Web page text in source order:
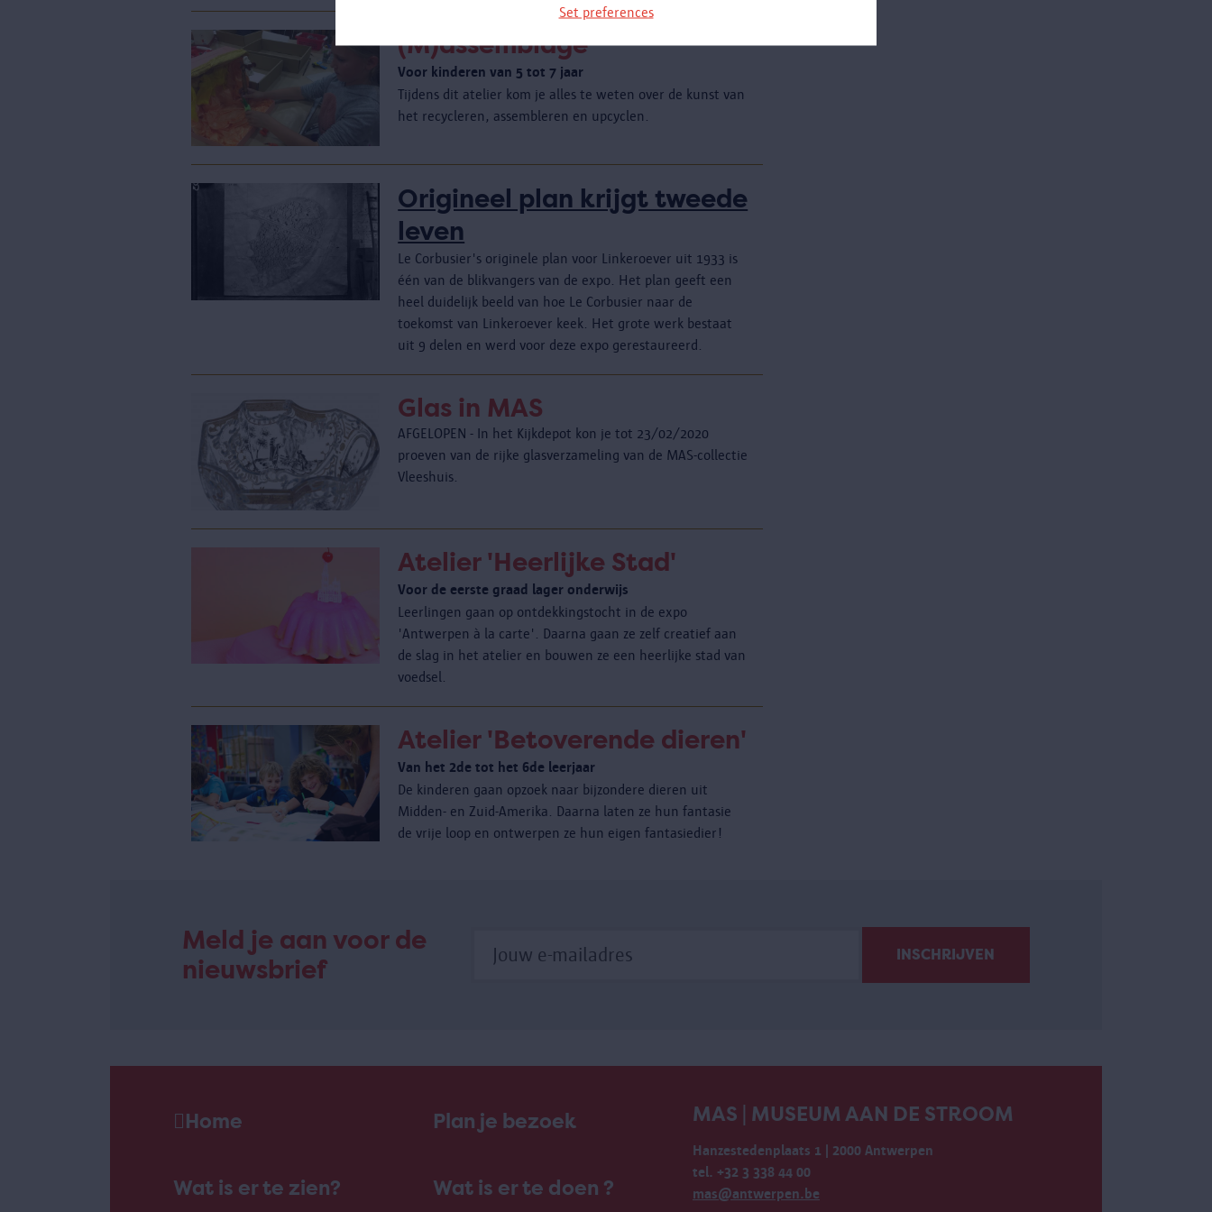
Set preferences
(M)assemblage
Voor kinderen van 5 tot 7 jaar
Tijdens dit atelier kom je alles te weten over de kunst van
het recycleren, assembleren en upcyclen.
Origineel plan krijgt tweede
leven
Le Corbusier's originele plan voor Linkeroever uit 1933 is
één van de blikvangers van de expo. Het plan geeft een
heel duidelijk beeld van hoe Le Corbusier naar de
toekomst van Linkeroever keek. Het grote werk bestaat
uit 9 delen en werd voor deze expo gerestaureerd.
Glas in MAS
AFGELOPEN - In het Kijkdepot kon je tot 23/02/2020
proeven van de rijke glasverzameling van de MAS-collectie
Vleeshuis.
Atelier 'Heerlijke Stad'
Voor de eerste graad lager onderwijs
Leerlingen gaan op ontdekkingstocht in de expo
'Antwerpen à la carte'. Daarna gaan ze zelf creatief aan
de slag in het atelier en bouwen ze een heerlijke stad van
voedsel.
Atelier 'Betoverende dieren'
Van het 2de tot het 6de leerjaar
De kinderen gaan opzoek naar bijzondere dieren uit
Midden- en Zuid-Amerika. Daarna laten ze hun fantasie
de vrije loop en ontwerpen ze hun eigen fantasiedier!
Meld je aan voor de
nieuwsbrief
Home Plan je bezoek
Wat is er te zien? Wat is er te doen ?
MAS | MUSEUM AAN DE STROOM
Hanzestedenplaats 1 | 2000 Antwerpen
tel. +32 3 338 44 00
mas@antwerpen.be